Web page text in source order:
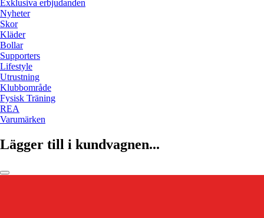
Exklusiva erbjudanden
Nyheter
Skor
Kläder
Bollar
Supporters
Lifestyle
Utrustning
Klubbområde
Fysisk Träning
REA
Varumärken
Lägger till i kundvagnen...